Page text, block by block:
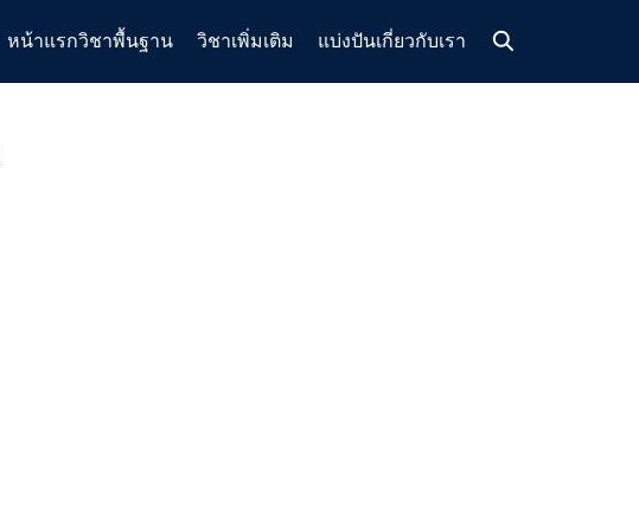
หน้าแรกวิชาพื้นฐาน วิชาเพิ่มเติม แบ่งปันเกี่ยวกับเรา